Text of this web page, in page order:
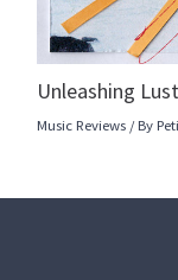
Unleashing
Music Reviews / By